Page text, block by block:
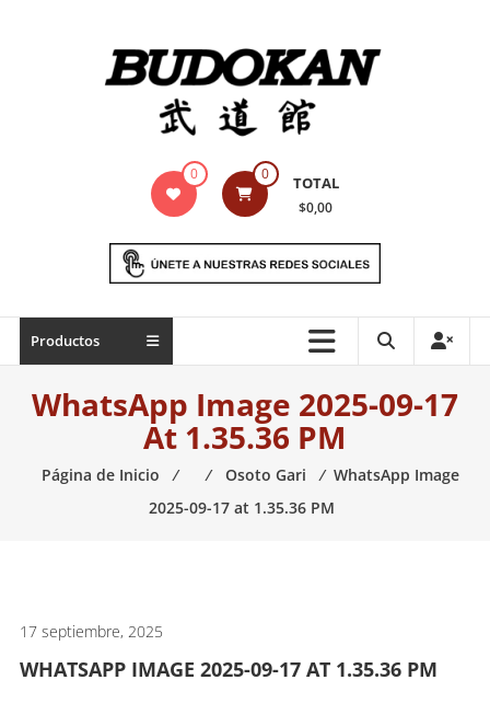
Indumentaria
marciales
Todo
necesario
para
0 0 TOTAL
$0,00
Productos
WhatsApp Image 2025-09-17
At 1.35.36 PM
Página de Inicio ⁄ ⁄ Osoto Gari ⁄ WhatsApp Image
2025-09-17 at 1.35.36 PM
17 septiembre, 2025
WHATSAPP IMAGE 2025-09-17 AT 1.35.36 PM